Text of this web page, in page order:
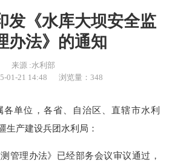
发《水库大坝安全监
办法》的通知
来源 :水利部
01-21 14:48
浏览量： 348
单位，各省、自治区、直辖市水利
疆生产建设兵团水利局：
理办法》已经部务会议审议通过，